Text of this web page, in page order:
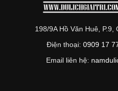
198/9A Hồ Văn Huê, P.9,
Điện thoại: 0909 17
Email liên hệ: